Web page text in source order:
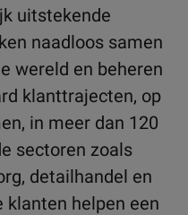
uitstekende
naadloos samen
wereld en beheren
klanttrajecten, op
in meer dan 120
sectoren zoals
detailhandel en
klanten helpen een